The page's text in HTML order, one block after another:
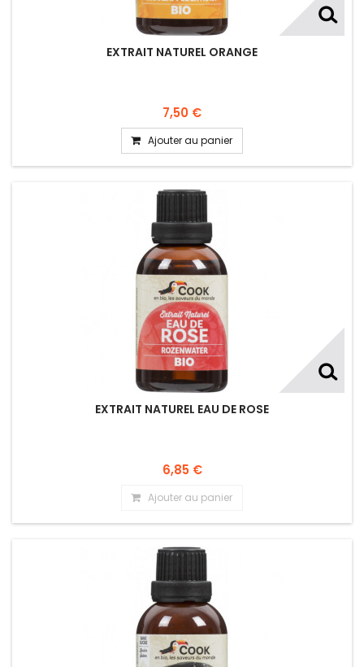
EXTRAIT NATUREL ORANGE
7,50 €
Ajouter au panier
EXTRAIT NATUREL EAU DE ROSE
6,85 €
Ajouter au panier